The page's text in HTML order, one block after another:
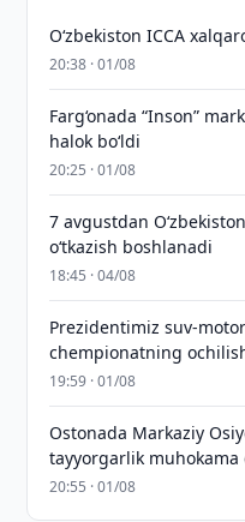
O‘zbekiston ICCA
20:38 · 01/08
Farg‘onada “Inson”
halok bo‘ldi
20:25 · 01/08
7 avgustdan
o‘tkazish boshlanadi
18:45 · 04/08
Prezidentimiz suv-
chempionatning
19:59 · 01/08
Ostonada Markaziy
tayyorgarlik
20:55 · 01/08